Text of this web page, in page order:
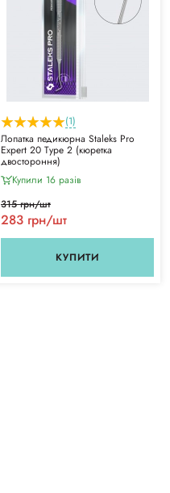
(1)
Лопатка педикюрна Staleks Pro
Expert 20 Type 2 (кюретка
двостороння)
Купили 16 разiв
283 грн/шт
315 грн/шт
КУПИТИ